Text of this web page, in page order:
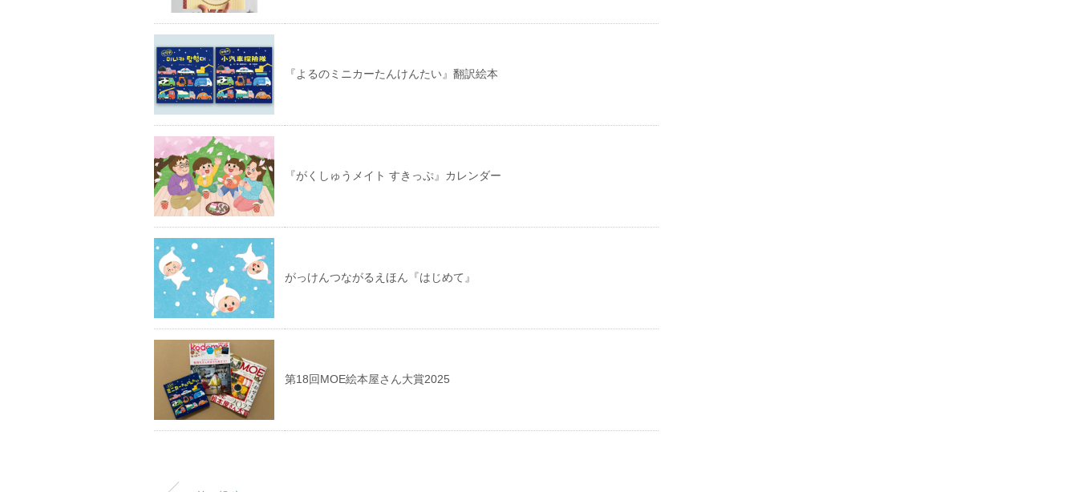
『よるのミニカーたんけんたい』翻訳絵本
『がくしゅうメイト すきっぷ』カレンダー
がっけんつながるえほん『はじめて』
第18回MOE絵本屋さん大賞2025